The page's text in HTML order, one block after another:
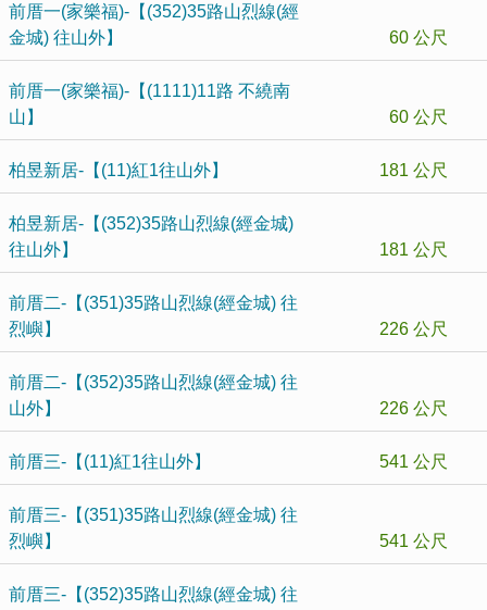
前厝一(家樂福)-【(352)35路山烈線(經
金城) 往山外】
60 公尺
前厝一(家樂福)-【(1111)11路 不繞南
山】
60 公尺
柏昱新居-【(11)紅1往山外】 181 公尺
柏昱新居-【(352)35路山烈線(經金城)
往山外】
181 公尺
前厝二-【(351)35路山烈線(經金城) 往
烈嶼】
226 公尺
前厝二-【(352)35路山烈線(經金城) 往
山外】
226 公尺
前厝三-【(11)紅1往山外】 541 公尺
前厝三-【(351)35路山烈線(經金城) 往
烈嶼】
541 公尺
前厝三-【(352)35路山烈線(經金城) 往